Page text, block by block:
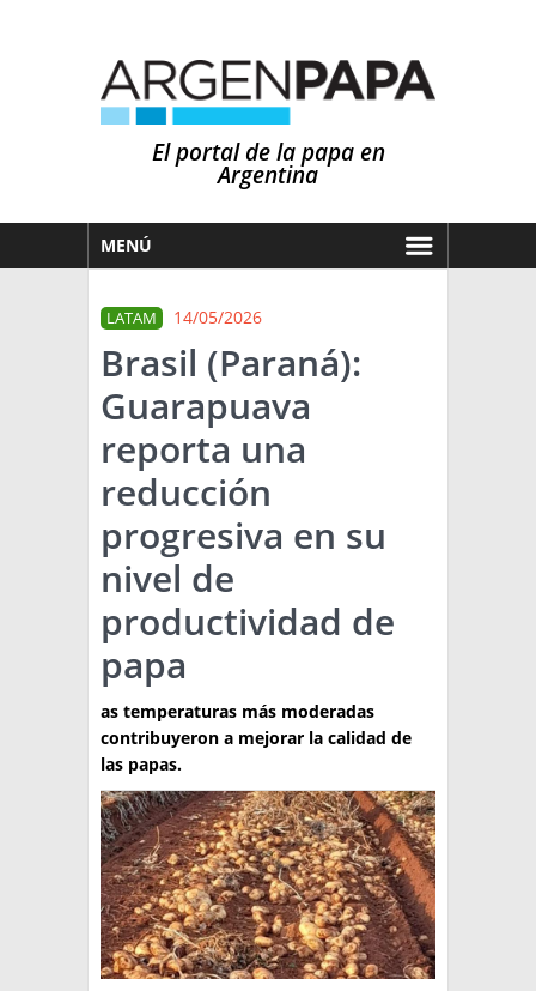
El portal de la papa en
Argentina
MENÚ
MERCADOS
NOTICIAS
EN ESPAÑOL
OTROS IDIOMAS
PRONÓSTICO
LLUVIAS
ARGENTINA
EL MUNDO
TÉCNICA
PRODUCCION
CLASIFICADOS
INTERES GENERAL
LA PAPA
RESOLUCIONES Y NORMATIVAS
ENLACES
ARGENPAPA
PUBLICIDAD
QUIENES SOMOS
CONTACTO
BUSCAR NOTICIAS
BUSCAR
LATAM 14/05/2026
Brasil (Paraná):
Guarapuava
reporta una
reducción
progresiva en su
nivel de
productividad de
papa
as temperaturas más moderadas
contribuyeron a mejorar la calidad de
las papas.